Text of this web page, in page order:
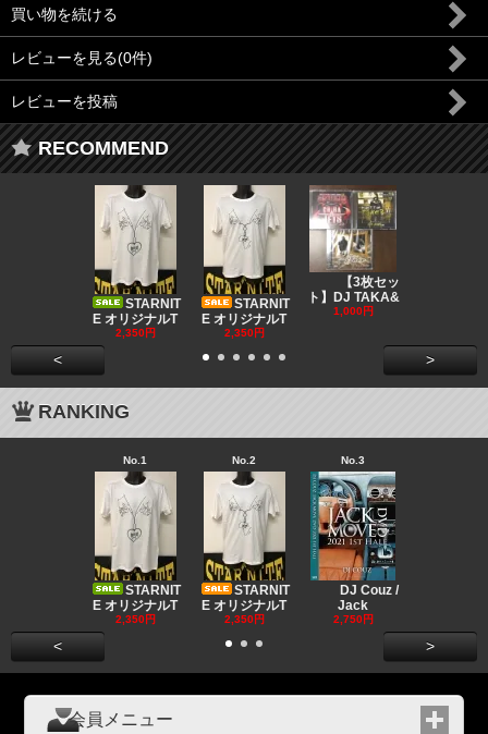
買い物を続ける
レビューを見る(0件)
レビューを投稿
RECOMMEND
STARNIT
E オリジナルT
2,350円
STARNIT
E オリジナルT
2,350円
【3枚セッ
ト】DJ TAKA&
1,000円
< >
RANKING
No.1
STARNIT
E オリジナルT
2,350円
No.2
STARNIT
E オリジナルT
2,350円
No.3
DJ Couz /
Jack
2,750円
< >
会員メニュー